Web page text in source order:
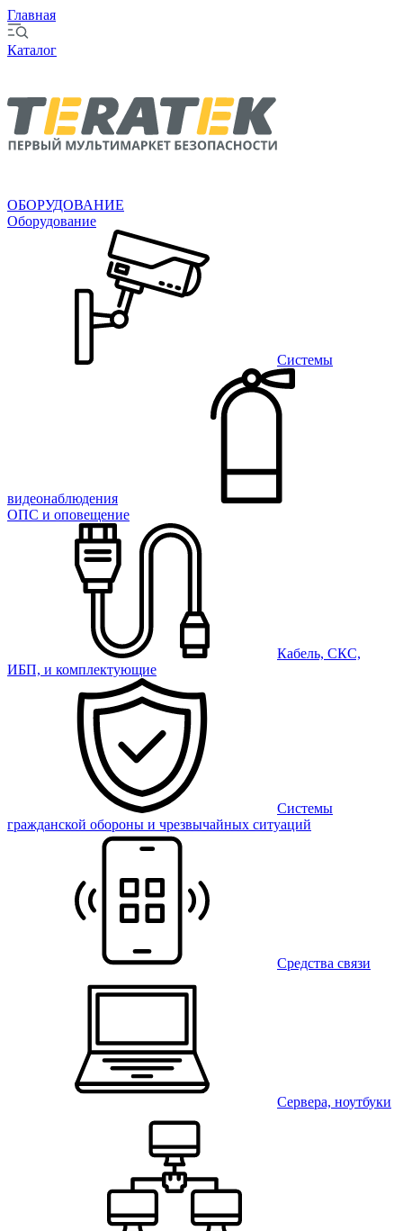
Главная
Каталог
ОБОРУДОВАНИЕ
Оборудование
Системы
видеонаблюдения
ОПС и оповещение
Кабель, СКС,
ИБП, и комплектующие
Системы
гражданской обороны и чрезвычайных ситуаций
Средства связи
Сервера, ноутбуки